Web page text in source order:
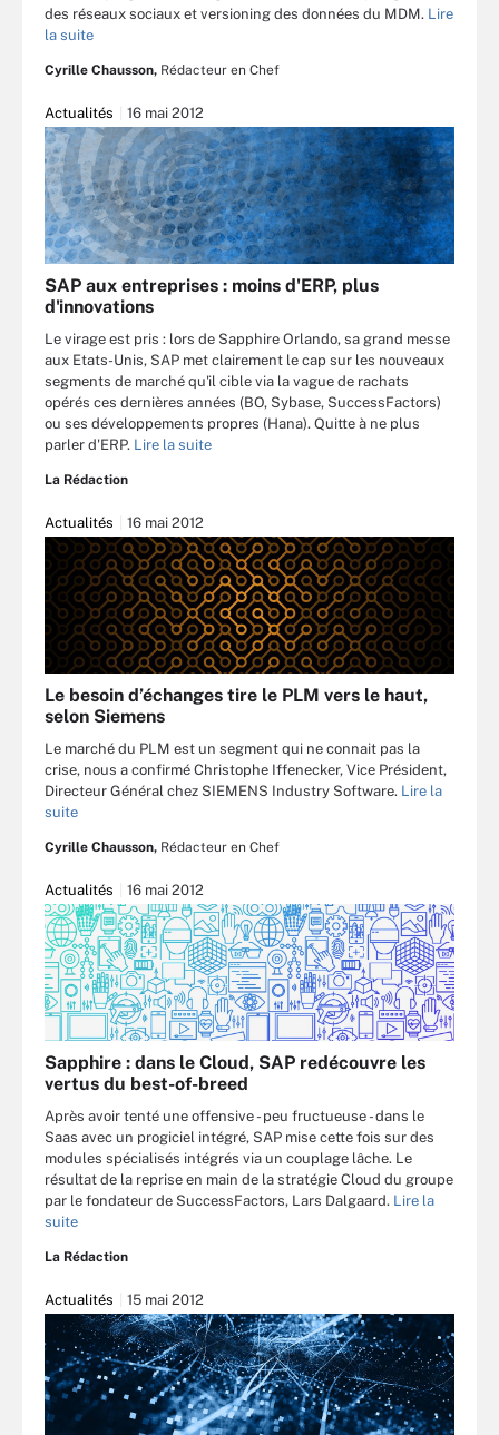
des réseaux sociaux et versioning des données du MDM. Lire
la suite
Cyrille Chausson, Rédacteur en Chef
Actualités 16 mai 2012
SAP aux entreprises : moins d'ERP, plus
d'innovations
Le virage est pris : lors de Sapphire Orlando, sa grand messe
aux Etats-Unis, SAP met clairement le cap sur les nouveaux
segments de marché qu'il cible via la vague de rachats
opérés ces dernières années (BO, Sybase, SuccessFactors)
ou ses développements propres (Hana). Quitte à ne plus
parler d'ERP. Lire la suite
La Rédaction
Actualités 16 mai 2012
Le besoin d’échanges tire le PLM vers le haut,
selon Siemens
Le marché du PLM est un segment qui ne connait pas la
crise, nous a confirmé Christophe Iffenecker, Vice Président,
Directeur Général chez SIEMENS Industry Software. Lire la
suite
Cyrille Chausson, Rédacteur en Chef
Actualités 16 mai 2012
Sapphire : dans le Cloud, SAP redécouvre les
vertus du best-of-breed
Après avoir tenté une offensive - peu fructueuse - dans le
Saas avec un progiciel intégré, SAP mise cette fois sur des
modules spécialisés intégrés via un couplage lâche. Le
résultat de la reprise en main de la stratégie Cloud du groupe
par le fondateur de SuccessFactors, Lars Dalgaard. Lire la
suite
La Rédaction
Actualités 15 mai 2012